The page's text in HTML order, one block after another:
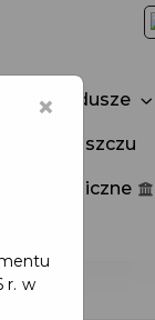
Fundusze
w Pruszczu
publiczne
×
r. w